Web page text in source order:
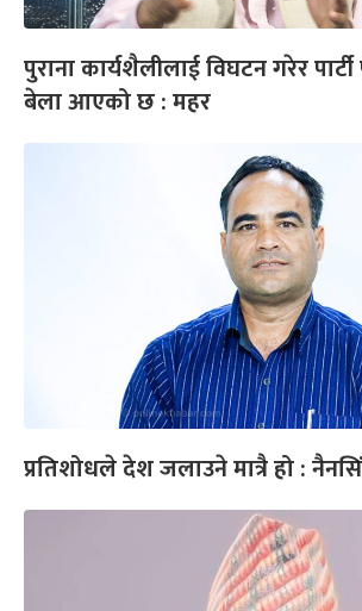
पुराना कार्यशैलीलाई विघटन गरेर
बेला आएको छ : महर
प्रतिशोधले देश जलाउने मात्रै हो :